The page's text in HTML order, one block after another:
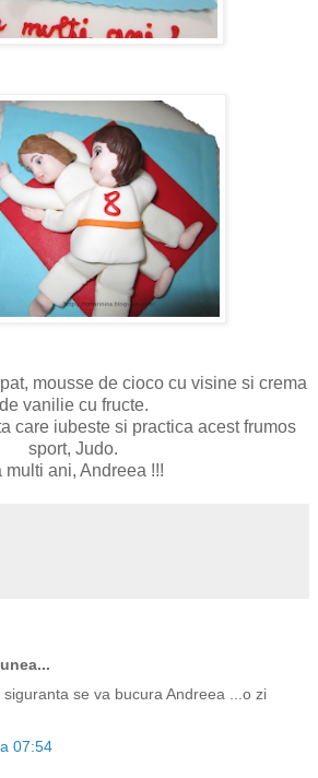
mousse de cioco cu visine si crema
de vanilie cu fructe.
care iubeste si practica acest frumos
sport, Judo.
multi ani, Andreea !!!
se va bucura Andreea ...o zi
07:54